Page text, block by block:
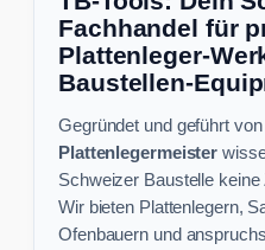
Fachhandel für
Plattenleger-
Baustellen-
Gegründet und geführt
Plattenlegermeister
Schweizer Baustelle
Wir bieten Plattenlegern,
Ofenbauern und